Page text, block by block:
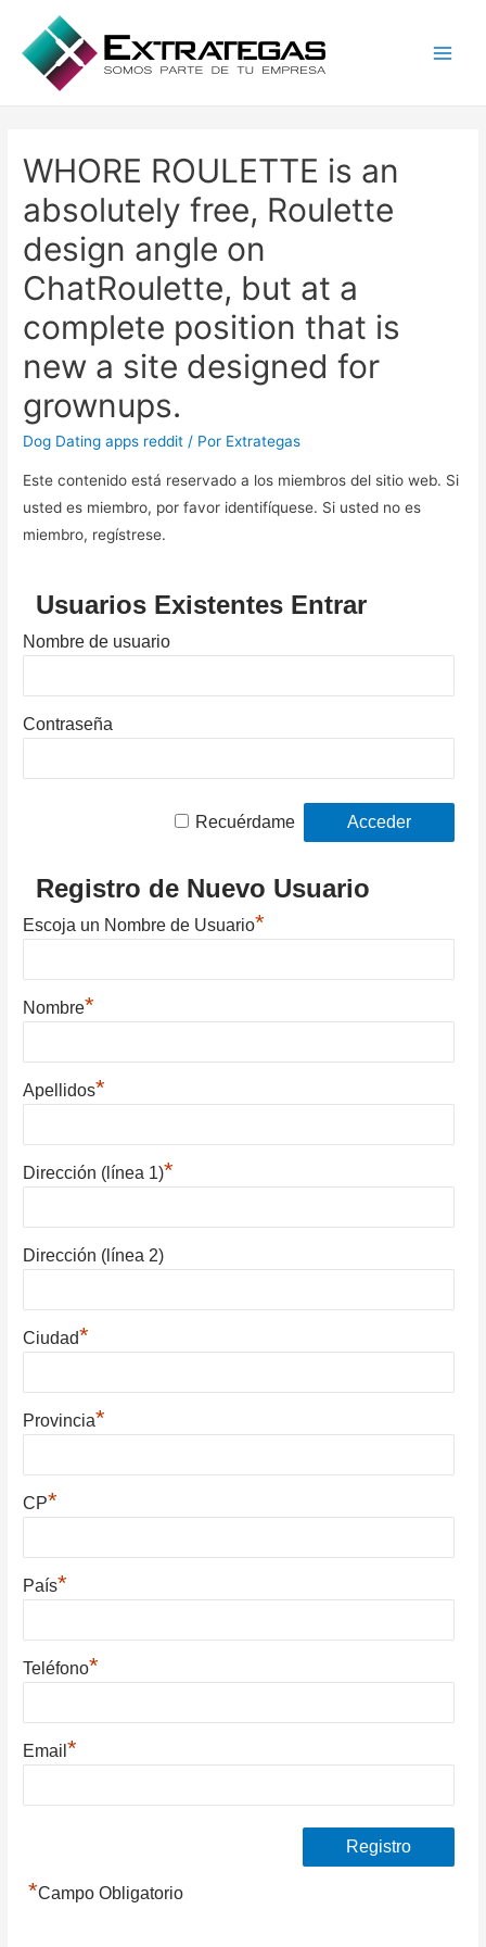
WHORE ROULETTE is an
absolutely free, Roulette
design angle on
ChatRoulette, but at a
complete position that is
new a site designed for
grownups.
Dog Dating apps reddit / Por Extrategas
Este contenido está reservado a los miembros del sitio web. Si
usted es miembro, por favor identifíquese. Si usted no es
miembro, regístrese.
Usuarios Existentes Entrar
Nombre de usuario
Contraseña
Recuérdame
Registro de Nuevo Usuario
Escoja un Nombre de Usuario*
Nombre*
Apellidos*
Dirección (línea 1)*
Dirección (línea 2)
Ciudad*
Provincia*
CP*
País*
Teléfono*
Email*
*Campo Obligatorio